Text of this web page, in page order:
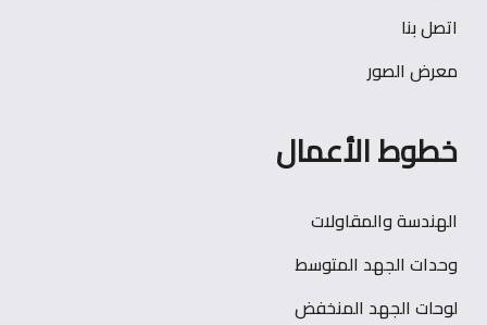
اتصل بنا
معرض الصور
خطوط الأعمال
الهندسة والمقاولات
وحدات الجهد المتوسط
لوحات الجهد المنخفض